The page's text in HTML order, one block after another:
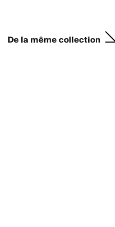
De la même collection